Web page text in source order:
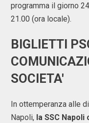
programma il giorno
21.00 (ora locale).
BIGLIETTI
SOCIETA'
In ottemperanza alle
Napoli, la SSC